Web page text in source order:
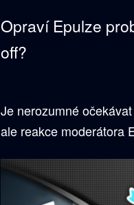
Opraví Epulze
off?
Je nerozumné
ale reakce moderátora